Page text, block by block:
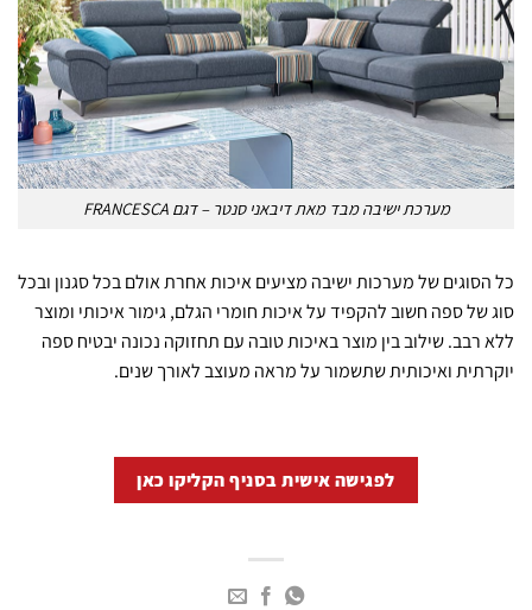
מערכת ישיבה מבד מאת דיבאני סנטר – דגם FRANCESCA
כל הסוגים של מערכות ישיבה מציעים איכות אחרת אולם בכל סגנון ובכל
סוג של ספה חשוב להקפיד על איכות חומרי הגלם, גימור איכותי ומוצר
ללא רבב. שילוב בין מוצר באיכות טובה עם תחזוקה נכונה יבטיח ספה
יוקרתית ואיכותית שתשמור על מראה מעוצב לאורך שנים.
לפגישה אישית בסניף הקליקו כאן